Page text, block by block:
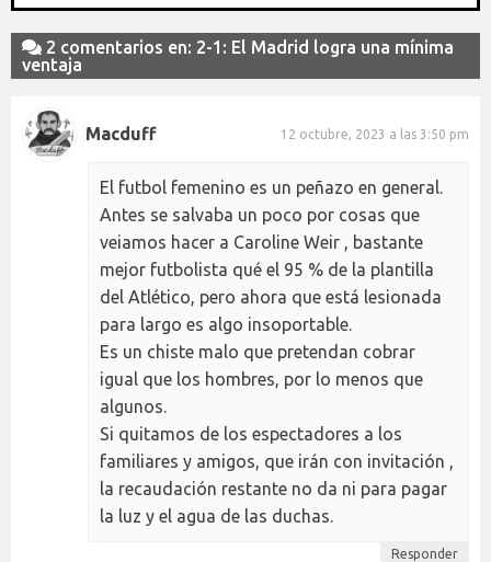
2 comentarios en: 2-1: El Madrid logra una mínima
ventaja
Macduff 12 octubre, 2023 a las 3:50 pm
El futbol femenino es un peñazo en general.
Antes se salvaba un poco por cosas que
veiamos hacer a Caroline Weir , bastante
mejor futbolista qué el 95 % de la plantilla
del Atlético, pero ahora que está lesionada
para largo es algo insoportable.
Es un chiste malo que pretendan cobrar
igual que los hombres, por lo menos que
algunos.
Si quitamos de los espectadores a los
familiares y amigos, que irán con invitación ,
la recaudación restante no da ni para pagar
la luz y el agua de las duchas.
Responder